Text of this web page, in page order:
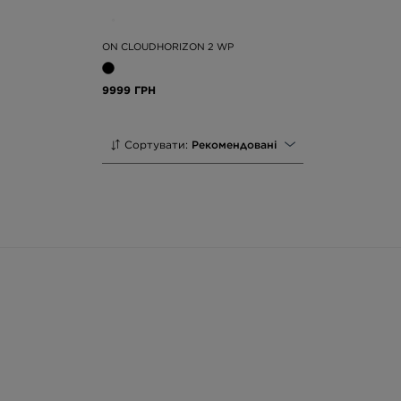
ON CLOUDHORIZON 2 WP
9999 ГРН
Сортувати: Рекомендовані